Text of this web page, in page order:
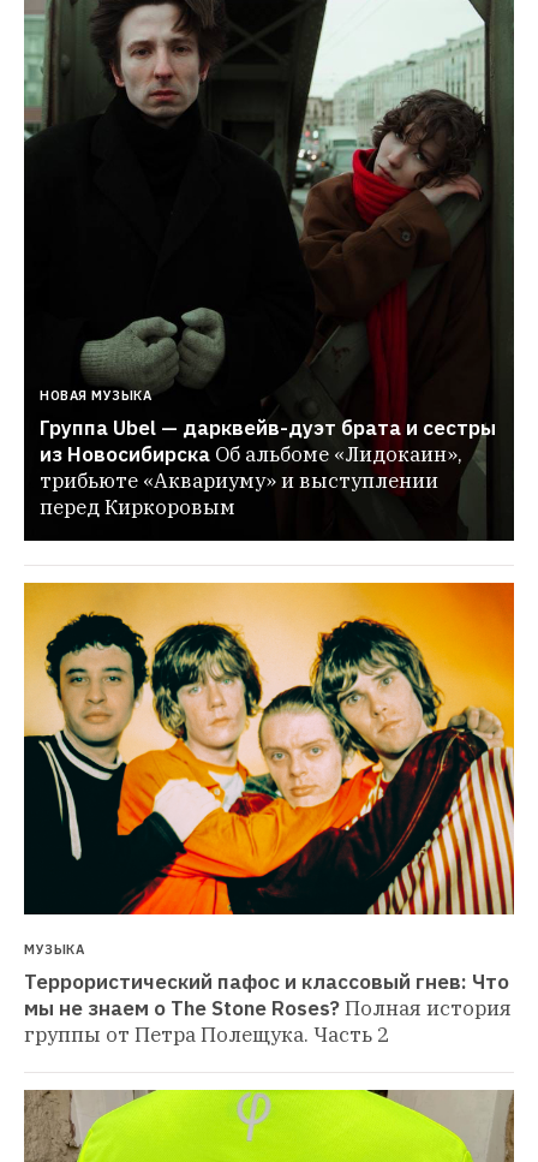
НОВАЯ МУЗЫКА
Группа Ubel — дарквейв-дуэт брата и сестры
из Новосибирска Об альбоме «Лидокаин»,
трибьюте «Аквариуму» и выступлении
перед Киркоровым
МУЗЫКА
Террористический пафос и классовый гнев: Что
мы не знаем о The Stone Roses?Полная история
группы от Петра Полещука. Часть 2